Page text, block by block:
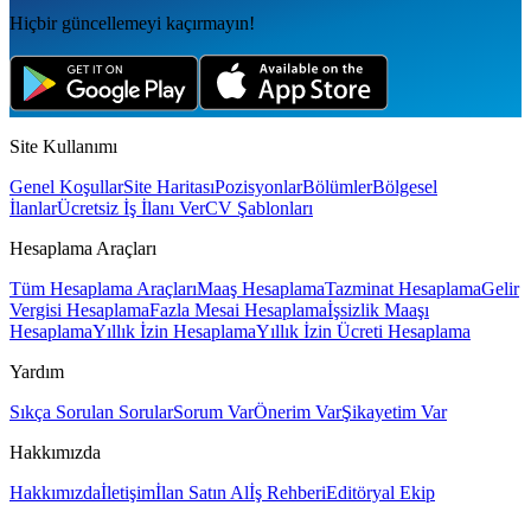
Hiçbir güncellemeyi kaçırmayın!
Site Kullanımı
Genel KoşullarSite HaritasıPozisyonlarBölümlerBölgesel
İlanlarÜcretsiz İş İlanı VerCV Şablonları
Hesaplama Araçları
Tüm Hesaplama AraçlarıMaaş HesaplamaTazminat HesaplamaGelir
Vergisi HesaplamaFazla Mesai Hesaplamaİşsizlik Maaşı
HesaplamaYıllık İzin HesaplamaYıllık İzin Ücreti Hesaplama
Yardım
Sıkça Sorulan SorularSorum VarÖnerim VarŞikayetim Var
Hakkımızda
Hakkımızdaİletişimİlan Satın Alİş RehberiEditöryal Ekip